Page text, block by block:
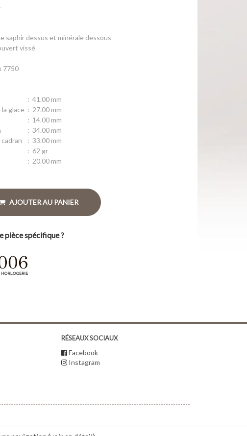
saphir dessus et minérale dessous
vissé
7750
: 41.00 mm
glace : 27.00 mm
: 14.00 mm
: 34.00 mm
: 33.00 mm
: 62 gr
: 20.00 mm
AJOUTER AU PANIER
pièce spécifique ?
RÉSEAUX SOCIAUX
Facebook
Instagram